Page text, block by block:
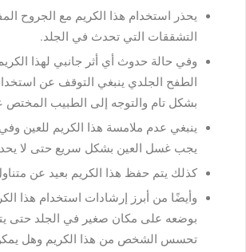
يحذر استخدام هذا الكريم مع الجروح
التشققات التي تحدث في الجلد.
وفي حالة حدوث أي أثر جانبي لهذا
الطفح الجلدي ينبغي التوقف عن
بشكل تام والتوجه إلى الطبيب المختص
ينبغي عدم ملامسة هذا الكريم للعين
يجب غسل العين بشكل سريع حتى لا
كذلك يتم حفظ هذا الكريم بعيد عن
وأيضًا من أبرز إرشادات استخدام هذا
بوضعه على مكان صغير في الجلد حتى
تحسس الشخص من هذا الكريم وهل يمكن